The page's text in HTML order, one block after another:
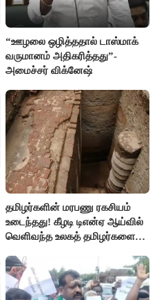
“ஊழலை ஒழித்ததால் டாஸ்மாக்
வருமானம் அதிகரித்தது”-
அமைச்சர் விக்னேஷ்
தமிழர்களின் மரபணு ரகசியம்
உடைந்தது! கீழடி டிஎன்ஏ ஆய்வில்
வெளிவந்த உலகத் தமிழர்களை